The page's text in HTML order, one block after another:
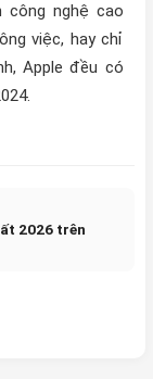
công nghệ cao
việc, hay chỉ
Apple đều có
2026 trên